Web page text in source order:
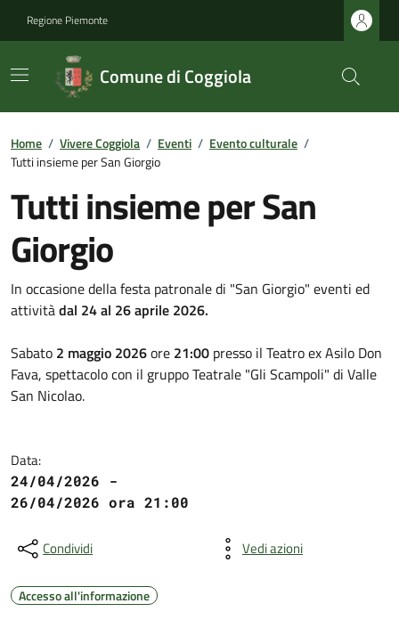
Regione Piemonte
Comune di Coggiola
Home / Vivere Coggiola / Eventi / Evento culturale /
Tutti insieme per San Giorgio
Tutti insieme per San
Giorgio
In occasione della festa patronale di "San Giorgio" eventi ed
attivitàdal 24 al 26 aprile 2026.
Sabato 2 maggio 2026ore 21:00 presso il Teatro ex Asilo Don
Fava, spettacolo con il gruppo Teatrale "Gli Scampoli" di Valle
San Nicolao.
Data:
24/04/2026 -
26/04/2026 ora 21:00
Condividi Vedi azioni
Accesso all'informazione